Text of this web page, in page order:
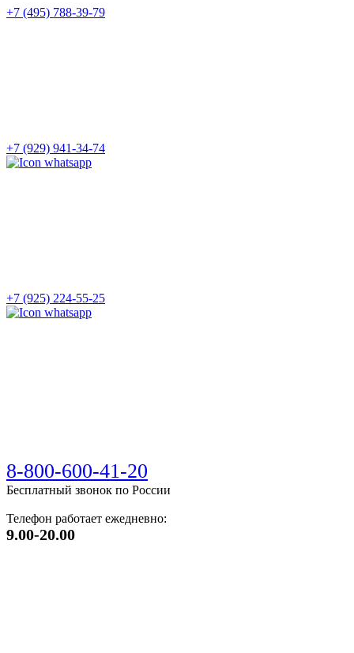
+7 (495) 788-39-79
+7 (929) 941-34-74
+7 (925) 224-55-25
8-800-600-41-20
Бесплатный звонок по России
Телефон работает ежедневно:
9.00-20.00